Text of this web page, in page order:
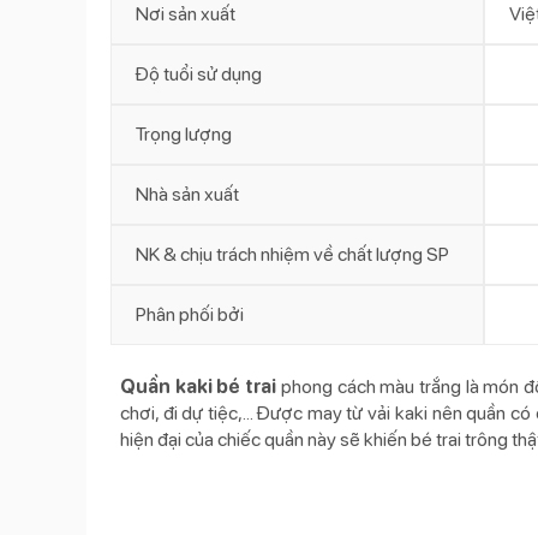
Nơi sản xuất
Độ tuổi sử dụng
Trọng lượng
Nhà sản xuất
NK & chịu trách nhiệm về chất lượng SP
Phân phối bởi
Quần kaki bé trai phong cách màu trắng là món
chơi, đi dự tiệc,... Được may từ vải kaki nên quần
hiện đại của chiếc quần này sẽ khiến bé trai trông